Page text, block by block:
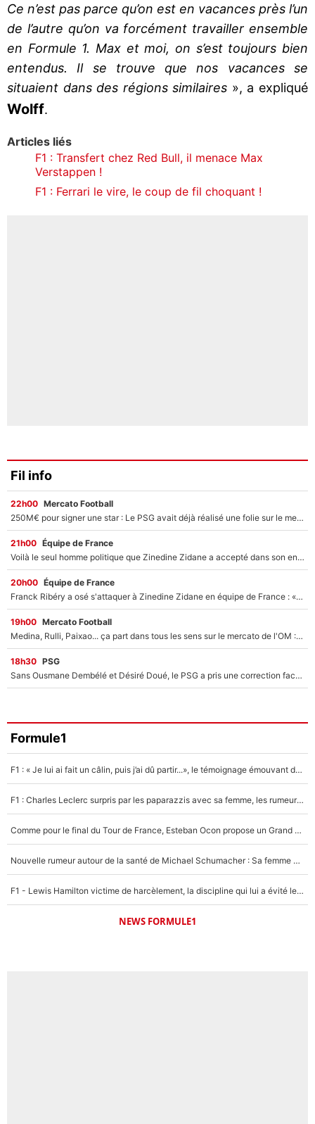
Ce n’est pas parce qu’on est en vacances près l’un
de l’autre qu’on va forcément travailler ensemble
en Formule 1. Max et moi, on s’est toujours bien
entendus. Il se trouve que nos vacances se
situaient dans des régions similaires », a expliqué
Wolff.
Articles liés
F1 : Transfert chez Red Bull, il menace Max
Verstappen !
F1 : Ferrari le vire, le coup de fil choquant !
Fil info
22h00 Mercato Football
250M€ pour signer une star : Le PSG avait déjà réalisé une folie sur le mercato bien avant Neymar !
21h00 Équipe de France
Voilà le seul homme politique que Zinedine Zidane a accepté dans son entourage : «Je garde un très bon souvenir de lui»
20h00 Équipe de France
Franck Ribéry a osé s'attaquer à Zinedine Zidane en équipe de France : «Je n'aurais jamais fait ça»
19h00 Mercato Football
Medina, Rulli, Paixao... ça part dans tous les sens sur le mercato de l'OM : Frank McCourt va enfin récupérer l'argent qu'il attend ?
18h30 PSG
Sans Ousmane Dembélé et Désiré Doué, le PSG a pris une correction face à Majorque : Luis Enrique attend avec impatience des renforts !
Formule1
F1 : « Je lui ai fait un câlin, puis j’ai dû partir...», le témoignage émouvant de Max Verstappen sur sa fille
F1 : Charles Leclerc surpris par les paparazzis avec sa femme, les rumeurs étaient vraies !
Comme pour le final du Tour de France, Esteban Ocon propose un Grand Prix de Formule 1 à Paris : «Autour de l’Arc de Triomphe, ce serait génial» !
Nouvelle rumeur autour de la santé de Michael Schumacher : Sa femme Corinna sort du silence
F1 - Lewis Hamilton victime de harcèlement, la discipline qui lui a évité le pire : «J'aurais probablement mal tourné»
NEWS FORMULE1